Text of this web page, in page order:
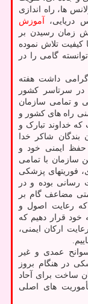
ها، راه اندازی
دریایی،
آموزش
زمان رسیدن بر
کیفیت تلاش نموده
گامی را در
گرامی داشت هفته
در سرتاسر کشور
و تمامی سازمان
راه های کشور و
که خداوند تبارک و
بندگان شاکر خدا
حفظ ایمنی خود و
سازمان با تمامی
فوریتهای پزشکی
رسانی بوده و در
مضاعف گام بر
که رعایت اصول و
خود قرار دهیم که
ارکان ایمنی،
عمدی و غیر
در هنگام بروز
ساخت برای آحاد
های اصلی